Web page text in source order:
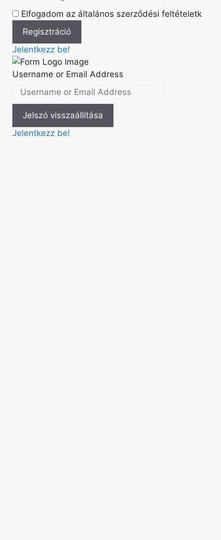
Elfogadom az általános szerződési feltételetk
Jelentkezz be!
Username or Email Address
Jelentkezz be!